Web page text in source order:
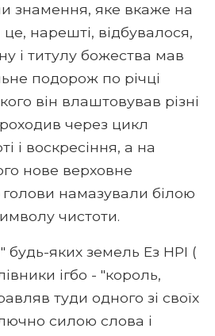
знамення, яке вкаже на
нарешті, відбувалося,
і титулу божества мав
подорож по річці
він влаштовував різні
через цикл
і воскресіння, а на
нове верховне
голови намазували білою
чистоти.
яких земель Ез НРІ (
ігбо - "король,
туди одного зі своїх
силою слова і